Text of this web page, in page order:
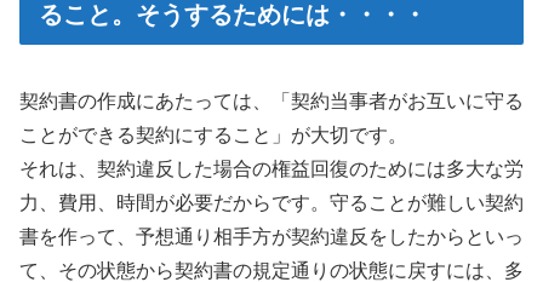
ること。そうするためには・・・・
契約書の作成にあたっては、「契約当事者がお互いに守る
ことができる契約にすること」が大切です。
それは、契約違反した場合の権益回復のためには多大な労
力、費用、時間が必要だからです。守ることが難しい契約
書を作って、予想通り相手方が契約違反をしたからといっ
て、その状態から契約書の規定通りの状態に戻すには、多